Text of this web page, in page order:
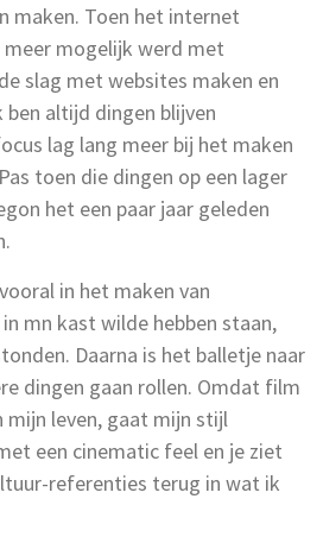
maken. Toen het internet
mogelijk werd met
slag met websites maken en
altijd dingen blijven
lag lang meer bij het maken
toen die dingen op een lager
het een paar jaar geleden
in het maken van
mn kast wilde hebben staan,
Daarna is het balletje naar
dingen gaan rollen. Omdat film
leven, gaat mijn stijl
een cinematic feel en je ziet
referenties terug in wat ik